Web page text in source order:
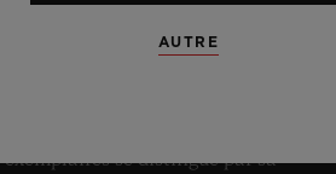
– En tant que Maître
se distingue par sa
AUTRE